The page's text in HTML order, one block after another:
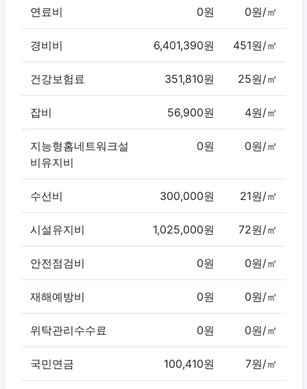
연료비 0원 0원/㎡
경비비 6,401,390원 451원/㎡
건강보험료 351,810원 25원/㎡
잡비 56,900원 4원/㎡
지능형홈네트워크설
비유지비
0원 0원/㎡
수선비 300,000원 21원/㎡
시설유지비 1,025,000원 72원/㎡
안전점검비 0원 0원/㎡
재해예방비 0원 0원/㎡
위탁관리수수료 0원 0원/㎡
국민연금 100,410원 7원/㎡